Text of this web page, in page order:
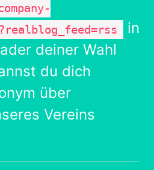
in
deiner Wahl
du dich
über
Vereins